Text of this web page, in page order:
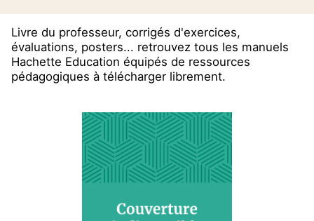
Livre du professeur, corrigés d'exercices,
évaluations, posters... retrouvez tous les manuels
Hachette Education équipés de ressources
pédagogiques à télécharger librement.